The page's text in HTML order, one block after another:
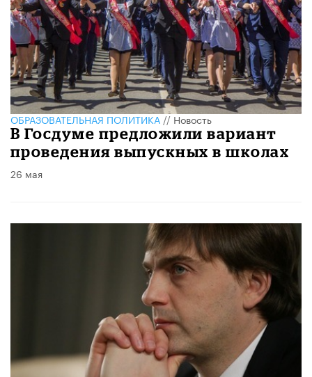
ОБРАЗОВАТЕЛЬНАЯ ПОЛИТИКА//Новость
В Госдуме предложили вариант
проведения выпускных в школах
26 мая